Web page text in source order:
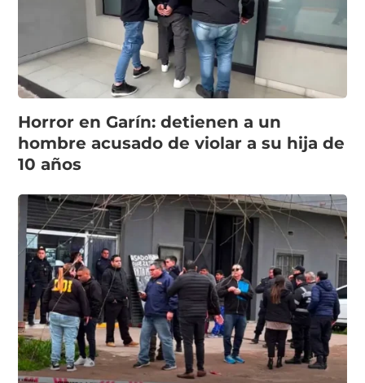
Horror en Garín: detienen a un
hombre acusado de violar a su hija de
10 años